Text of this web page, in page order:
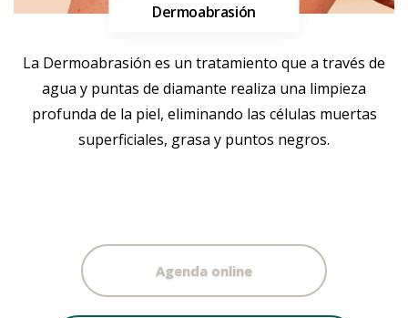
Dermoabrasión
La Dermoabrasión es un tratamiento que a través de
agua y puntas de diamante realiza una limpieza
profunda de la piel, eliminando las células muertas
superficiales, grasa y puntos negros.
Agenda online